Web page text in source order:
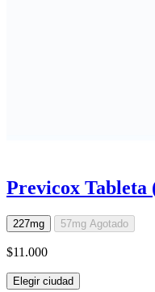
Previcox Tableta
227mg 57mg Agotado
$11.000
Elegir ciudad